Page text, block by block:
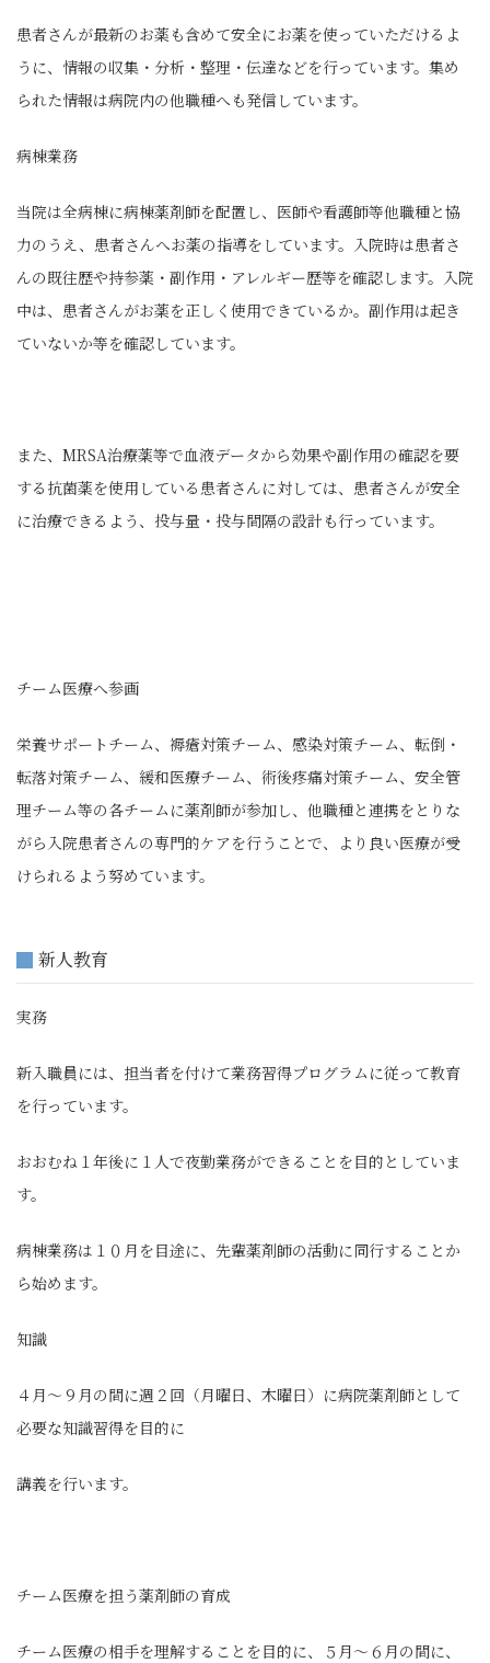
患者さんが最新のお薬も含めて安全にお薬を使っていただけるよ
うに、情報の収集・分析・整理・伝達などを行っています。集め
られた情報は病院内の他職種へも発信しています。
病棟業務
当院は全病棟に病棟薬剤師を配置し、医師や看護師等他職種と協
力のうえ、患者さんへお薬の指導をしています。入院時は患者さ
んの既往歴や持参薬・副作用・アレルギー歴等を確認します。入院
中は、患者さんがお薬を正しく使用できているか。副作用は起き
ていないか等を確認しています。
また、MRSA治療薬等で血液データから効果や副作用の確認を要
する抗菌薬を使用している患者さんに対しては、患者さんが安全
に治療できるよう、投与量・投与間隔の設計も行っています。
チーム医療へ参画
栄養サポートチーム、褥瘡対策チーム、感染対策チーム、転倒・
転落対策チーム、緩和医療チーム、術後疼痛対策チーム、安全管
理チーム等の各チームに薬剤師が参加し、他職種と連携をとりな
がら入院患者さんの専門的ケアを行うことで、より良い医療が受
けられるよう努めています。
新人教育
実務
新入職員には、担当者を付けて業務習得プログラムに従って教育
を行っています。
おおむね１年後に１人で夜勤業務ができることを目的としていま
す。
病棟業務は１０月を目途に、先輩薬剤師の活動に同行することか
ら始めます。
知識
４月～９月の間に週２回（月曜日、木曜日）に病院薬剤師として
必要な知識習得を目的に
講義を行います。
チーム医療を担う薬剤師の育成
チーム医療の相手を理解することを目的に、５月～６月の間に、